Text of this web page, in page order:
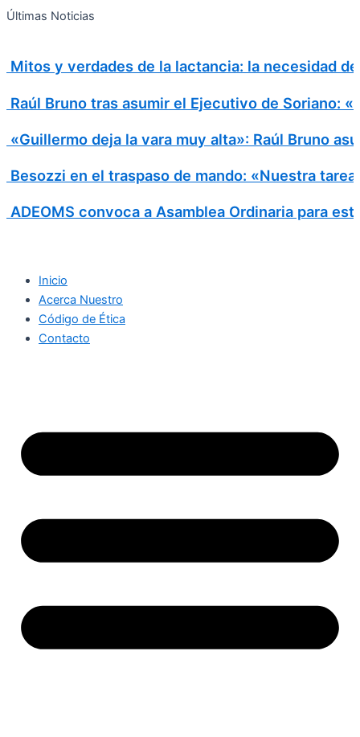
Ir
Últimas Noticias
Mitos y verdades de la lactancia: la necesidad
Raúl Bruno tras asumir el Ejecutivo de Soriano:
«Guillermo deja la vara muy alta»: Raúl Bruno
Besozzi en el traspaso de mando: «Nuestra
ADEOMS convoca a Asamblea Ordinaria para
Inicio
Acerca Nuestro
Código de Ética
Contacto
Search